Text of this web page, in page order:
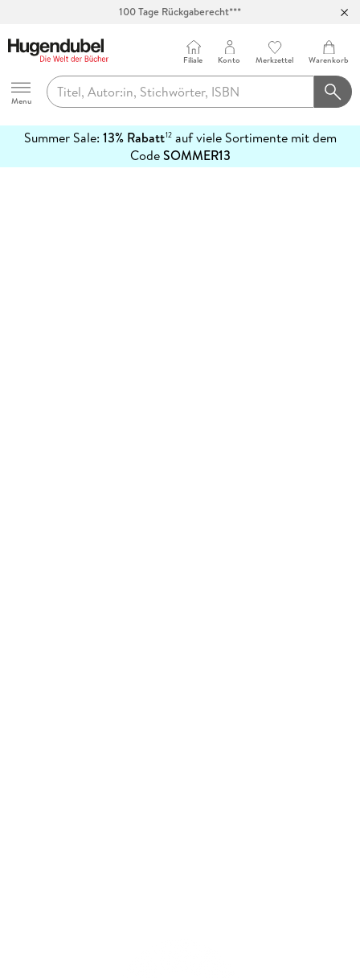
100 Tage Rückgaberecht***
Hugendubel
Menu
Filiale Konto Merkzettel Warenkorb
Summer Sale: 13% Rabatt12auf viele Sortimente mit dem
CodeSOMMER13
erfahren